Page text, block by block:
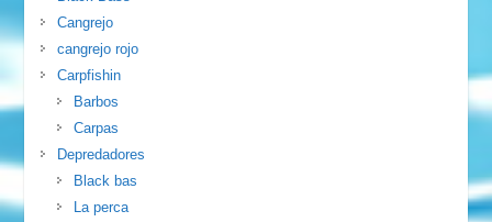
Cangrejo
cangrejo rojo
Carpfishin
Barbos
Carpas
Depredadores
Black bas
La perca